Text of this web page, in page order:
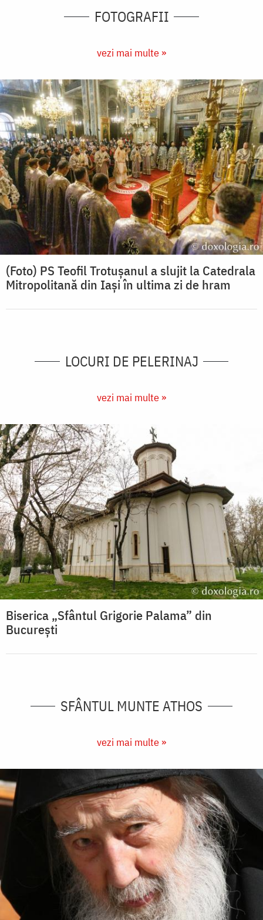
FOTOGRAFII
vezi mai multe »
(Foto) PS Teofil Trotușanul a slujit la Catedrala
Mitropolitană din Iași în ultima zi de hram
LOCURI DE PELERINAJ
vezi mai multe »
Biserica „Sfântul Grigorie Palama” din
București
SFÂNTUL MUNTE ATHOS
vezi mai multe »